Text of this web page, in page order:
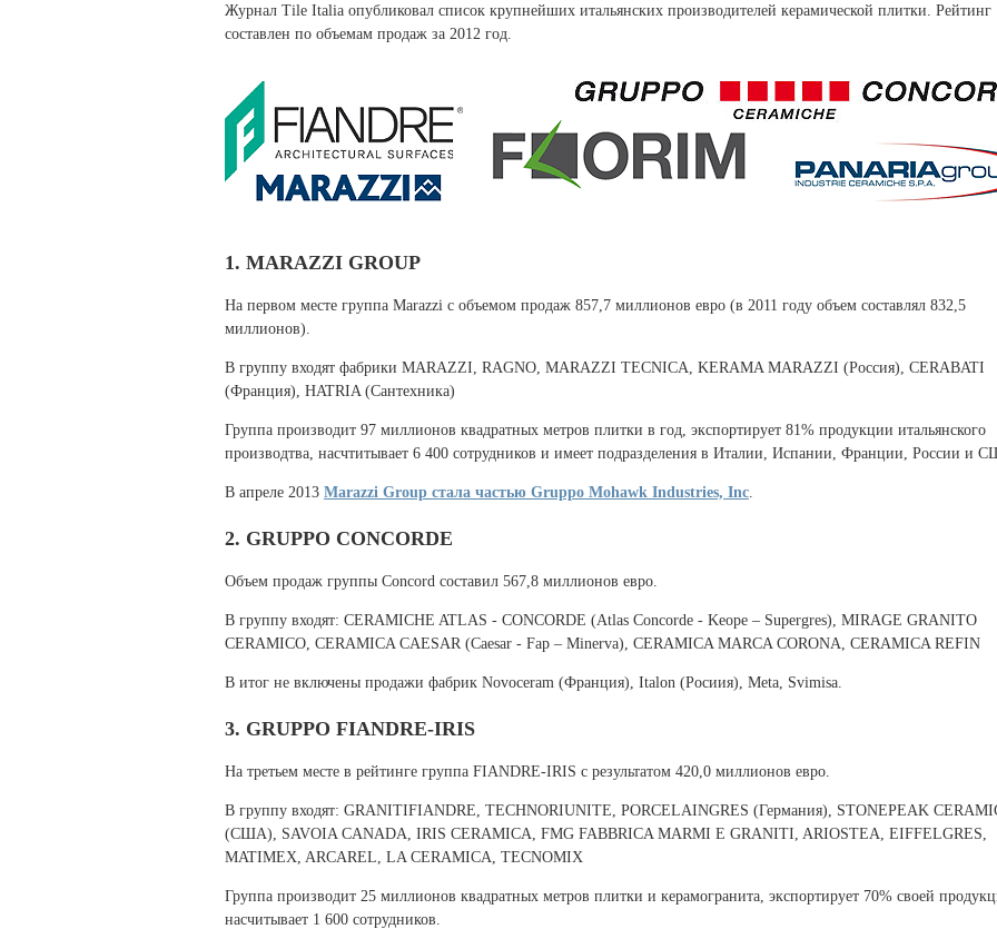
Журнал Tile Italia опубликовал список крупнейших итальянских производителей керамической плитки. Рейтинг
составлен по объемам продаж за 2012 год.
1. MARAZZI GROUP
На первом месте группа Marazzi с объемом продаж 857,7 миллионов евро (в 2011 году объем составлял 832,5
миллионов).
В группу входят фабрики MARAZZI, RAGNO, MARAZZI TECNICA, KERAMA MARAZZI (Россия), CERABATI
(Франция), HATRIA (Сантехника)
Группа производит 97 миллионов квадратных метров плитки в год, экспортирует 81% продукции итальянского
производтва, насчтитывает 6 400 сотрудников и имеет подразделения в Италии, Испании, Франции, России и
В апреле 2013 Marazzi Group стала частью Gruppo Mohawk Industries, Inc
2. GRUPPO CONCORDE
Объем продаж группы Concord составил 567,8 миллионов евро.
В группу входят: CERAMICHE ATLAS - CONCORDE (Atlas Concorde - Keope – Supergres), MIRAGE GRANITO
CERAMICO, CERAMICA CAESAR (Caesar - Fap – Minerva), CERAMICA MARCA CORONA, CERAMICA REFIN
В итог не включены продажи фабрик Novoceram (Франция), Italon (Росиия), Meta, Svimisa.
3. GRUPPO FIANDRE-IRIS
На третьем месте в рейтинге группа FIANDRE-IRIS с результатом 420,0 миллионов евро.
В группу входят: GRANITIFIANDRE, TECHNORIUNITE, PORCELAINGRES (Германия), STONEPEAK
(США), SAVOIA CANADA, IRIS CERAMICA, FMG FABBRICA MARMI E GRANITI, ARIOSTEA, EIFFELGRES,
MATIMEX, ARCAREL, LA CERAMICA, TECNOMIX
Группа производит 25 миллионов квадратных метров плитки и керамогранита, экспортирует 70% своей
насчитывает 1 600 сотрудников.